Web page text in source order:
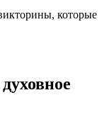
которые